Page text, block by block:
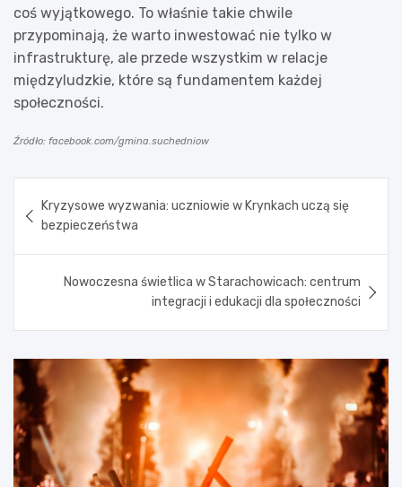
coś wyjątkowego. To właśnie takie chwile
przypominają, że warto inwestować nie tylko w
infrastrukturę, ale przede wszystkim w relacje
międzyludzkie, które są fundamentem każdej
społeczności.
Źródło: facebook.com/gmina.suchedniow
wpisu
Kryzysowe wyzwania: uczniowie w Krynkach uczą się
bezpieczeństwa
Nowoczesna świetlica w Starachowicach: centrum
integracji i edukacji dla społeczności